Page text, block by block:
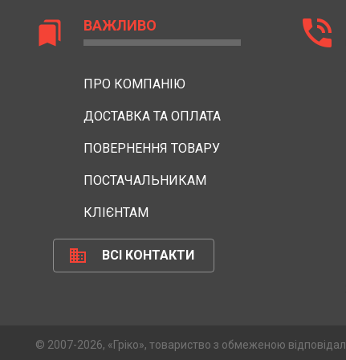
bookmarks ВАЖЛИВО
ПРО КОМПАНІЮ
ДОСТАВКА ТА ОПЛАТА
ПОВЕРНЕННЯ ТОВАРУ
ПОСТАЧАЛЬНИКАМ
КЛІЄНТАМ
business ВСІ КОНТАКТИ
phone_in_talk
© 2007-2026, «Гріко», товариство з обмеженою